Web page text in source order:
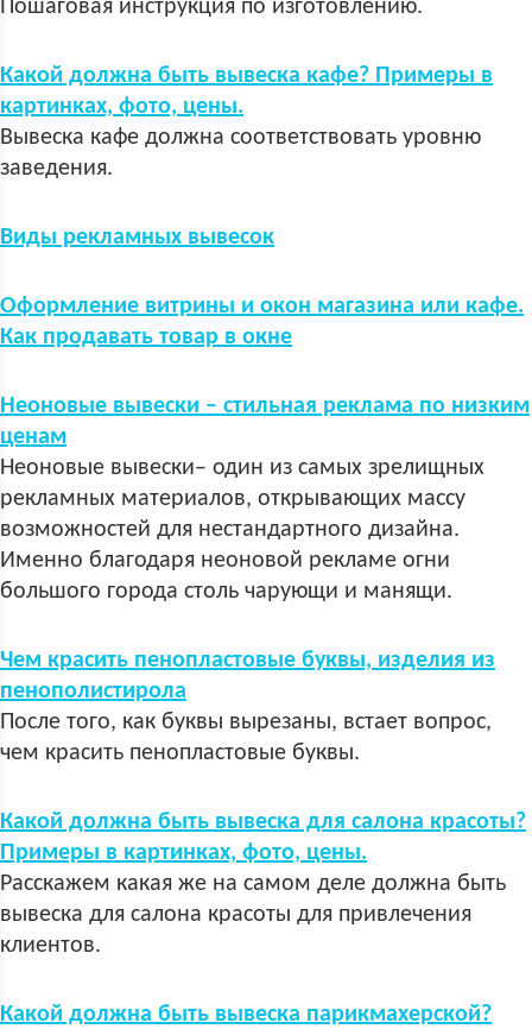
Пошаговая инструкция по изготовлению.
Какой должна быть вывеска кафе? Примеры в
картинках, фото, цены.
Вывеска кафе должна соответствовать уровню
заведения.
Виды рекламных вывесок
Оформление витрины и окон магазина или кафе.
Как продавать товар в окне
Неоновые вывески – стильная реклама по низким
ценам
Неоновые вывески– один из самых зрелищных
рекламных материалов, открывающих массу
возможностей для нестандартного дизайна.
Именно благодаря неоновой рекламе огни
большого города столь чарующи и манящи.
Чем красить пенопластовые буквы, изделия из
пенополистирола
После того, как буквы вырезаны, встает вопрос,
чем красить пенопластовые буквы.
Какой должна быть вывеска для салона красоты?
Примеры в картинках, фото, цены.
Расскажем какая же на самом деле должна быть
вывеска для салона красоты для привлечения
клиентов.
Какой должна быть вывеска парикмахерской?